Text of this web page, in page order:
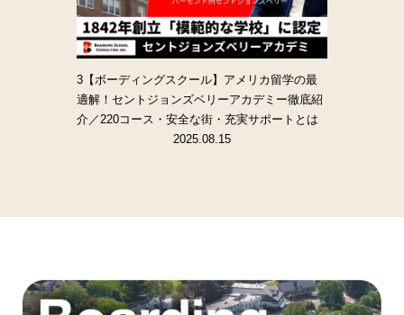
3【ボーディングスクール】アメリカ留学の最
適解！セントジョンズベリーアカデミー徹底紹
介／220コース・安全な街・充実サポートとは
2025.08.15